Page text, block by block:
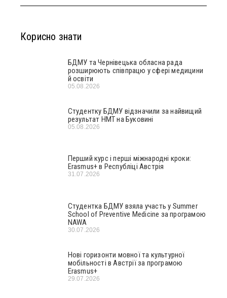
Корисно знати
БДМУ та Чернівецька обласна рада
розширюють співпрацю у сфері медицини
й освіти
05.08.2026
Студентку БДМУ відзначили за найвищий
результат НМТ на Буковині
05.08.2026
Перший курс і перші міжнародні кроки:
Erasmus+ в Республіці Австрія
31.07.2026
Студентка БДМУ взяла участь у Summer
School of Preventive Medicine за програмою
NAWA
30.07.2026
Нові горизонти мовної та культурної
мобільності в Австрії за програмою
Erasmus+
29.07.2026